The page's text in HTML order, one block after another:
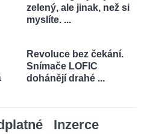
zelený, ale jinak, než si
myslíte. ...
Revoluce bez čekání.
Snímače LOFIC
dohánějí drahé ...
Inzerce